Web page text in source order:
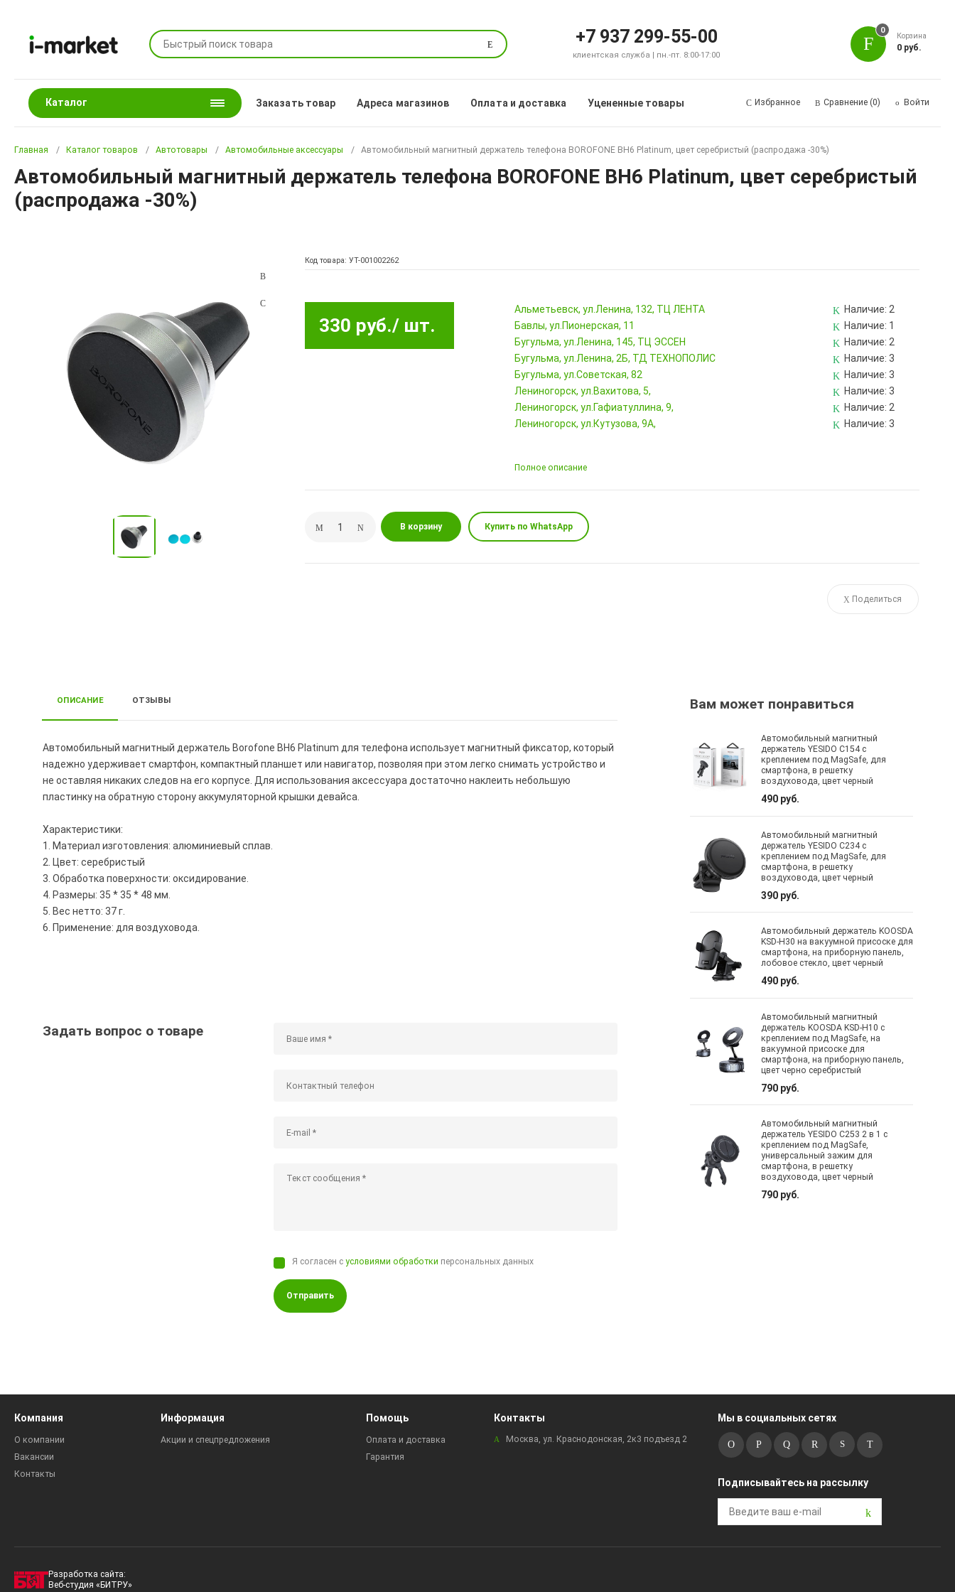
Поиск +7 937 299-55-00
клиентская служба | пн.-пт. 8:00-17:00
0
Корзина
0 руб.
Каталог Заказать товар Адреса магазинов Оплата и доставка Уцененные товары Избранное Сравнение (0) Войти
Главная Каталог товаров Автотовары Автомобильные аксессуары Автомобильный магнитный держатель телефона BOROFONE BH6 Platinum, цвет серебристый (распродажа -30%)
Автомобильный магнитный держатель телефона BOROFONE BH6 Platinum, цвет серебристый
(распродажа -30%)
Код товара: УТ-001002262
330 руб./ шт.
Альметьевск, ул.Ленина, 132, ТЦ ЛЕНТА Наличие: 2
Бавлы, ул.Пионерская, 11
Наличие: 1
Бугульма, ул.Ленина, 145, ТЦ ЭССЕН
Наличие: 2
Бугульма, ул.Ленина, 2Б, ТД ТЕХНОПОЛИС
Наличие: 3
Бугульма, ул.Советская, 82
Наличие: 3
Лениногорск, ул.Вахитова, 5,
Наличие: 3
Лениногорск, ул.Гафиатуллина, 9,
Наличие: 2
Лениногорск, ул.Кутузова, 9А,
Наличие: 3
Полное описание
В корзину Купить по WhatsApp
Поделиться
ОПИСАНИЕ ОТЗЫВЫ
Автомобильный магнитный держатель Borofone BH6 Platinum для телефона использует магнитный фиксатор, который
надежно удерживает смартфон, компактный планшет или навигатор, позволяя при этом легко снимать устройство и
не оставляя никаких следов на его корпусе. Для использования аксессуара достаточно наклеить небольшую
пластинку на обратную сторону аккумуляторной крышки девайса.
Характеристики:
1. Материал изготовления: алюминиевый сплав.
2. Цвет: серебристый
3. Обработка поверхности: оксидирование.
4. Размеры: 35 * 35 * 48 мм.
5. Вес нетто: 37 г.
6. Применение: для воздуховода.
Задать вопрос о товаре
Я согласен сусловиями обработки персональных данных
Отправить
Вам может понравиться
Автомобильный магнитный
держатель YESIDO C154 с
креплением под MagSafe, для
смартфона, в решетку
воздуховода, цвет черный
490 руб.
Автомобильный магнитный
держатель YESIDO C234 с
креплением под MagSafe, для
смартфона, в решетку
воздуховода, цвет черный
390 руб.
Автомобильный держатель KOOSDA
KSD-H30 на вакуумной присоске для
смартфона, на приборную панель,
лобовое стекло, цвет черный
490 руб.
Автомобильный магнитный
держатель KOOSDA KSD-H10 с
креплением под MagSafe, на
вакуумной присоске для
смартфона, на приборную панель,
цвет черно серебристый
790 руб.
Автомобильный магнитный
держатель YESIDO C253 2 в 1 с
креплением под MagSafe,
универсальный зажим для
смартфона, в решетку
воздуховода, цвет черный
790 руб.
Компания
О компании
Вакансии
Контакты
Информация
Акции и спецпредложения
Помощь
Оплата и доставка
Гарантия
Контакты
Москва, ул. Краснодонская, 2к3 подъезд 2
Мы в социальных сетях
Подписывайтесь на рассылку
Разработка сайта:
Веб-студия «БИТРУ»